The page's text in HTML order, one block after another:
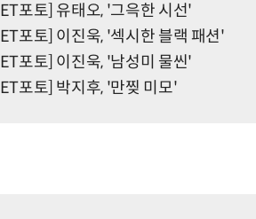
[ET포토] 유태오, '그윽한 시선'
[ET포토] 이진욱, '섹시한 블랙 패션'
[ET포토] 이진욱, '남성미 물씬'
[ET포토] 박지후, '만찢 미모'